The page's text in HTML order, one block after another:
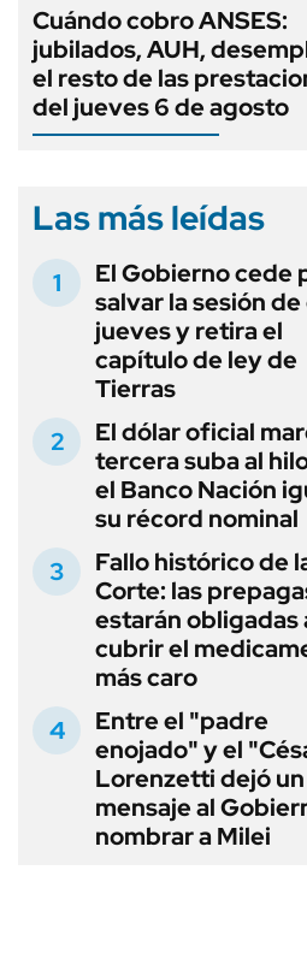
Cuándo cobro ANSES:
jubilados, AUH,
el resto de las
del jueves 6 de agosto
Las más leídas
El Gobierno cede
salvar la sesión
jueves y retira el
capítulo de ley de
Tierras
El dólar oficial
tercera suba al
el Banco Nación
su récord nominal
Fallo histórico de
Corte: las
estarán obligadas
cubrir el
más caro
Entre el "padre
enojado" y el
Lorenzetti dejó un
mensaje al
nombrar a Milei